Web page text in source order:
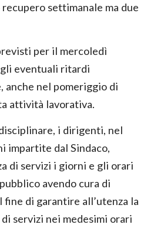
settimanale ma due
per il mercoledì
eventuali ritardi
anche nel pomeriggio di
attività lavorativa.
i dirigenti, nel
impartite dal Sindaco,
di servizi i giorni e gli orari
avendo cura di
fine di garantire all’utenza la
servizi nei medesimi orari